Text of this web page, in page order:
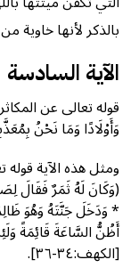
بالذكر لأنها خاوية
الآية السادسة
قوله تعالى عن
وَأَوْلَادًا وَمَا نَحْنُ
ومثل هذه الآية
(وَكَانَ لَهُ ثَمَرٌ فَقَالَ
* وَدَخَلَ جَنَّتَهُ وَهُوَ
أَظُنُّ السَّاعَةَ قَائِمَةً
[الكهف:٣٤-٣٦].